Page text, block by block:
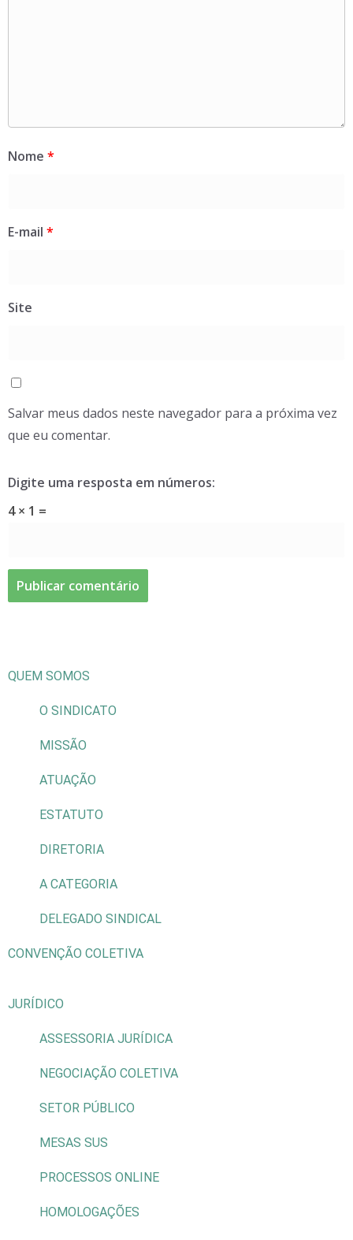
Nome *
E-mail *
Site
Salvar meus dados neste navegador para a próxima vez
que eu comentar.
Digite uma resposta em números:
4 × 1 =
QUEM SOMOS
O SINDICATO
MISSÃO
ATUAÇÃO
ESTATUTO
DIRETORIA
A CATEGORIA
DELEGADO SINDICAL
CONVENÇÃO COLETIVA
JURÍDICO
ASSESSORIA JURÍDICA
NEGOCIAÇÃO COLETIVA
SETOR PÚBLICO
MESAS SUS
PROCESSOS ONLINE
HOMOLOGAÇÕES